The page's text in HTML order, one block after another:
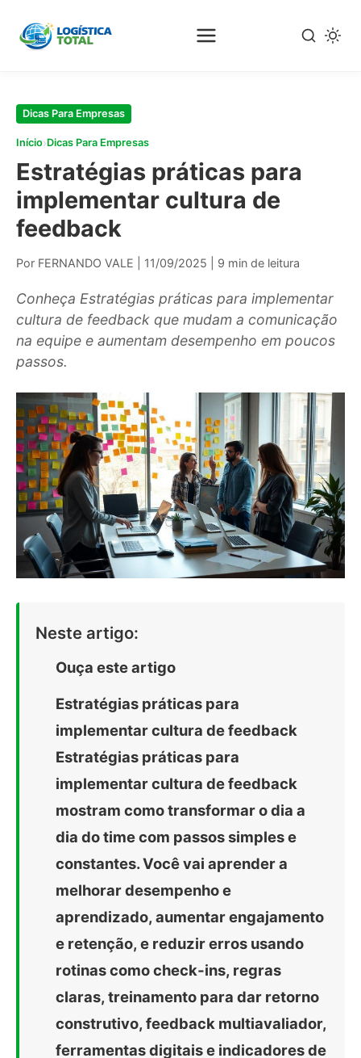
para
Dicas Para Empresas
Início›Dicas Para Empresas
Estratégias práticas para
implementar cultura de
feedback
Por FERNANDO VALE 11/09/2025 9 min de leitura
Conheça Estratégias práticas para implementar
cultura de feedback que mudam a comunicação
na equipe e aumentam desempenho em poucos
passos.
Neste artigo:
Ouça este artigo
Estratégias práticas para
implementar cultura de feedback
Estratégias práticas para
implementar cultura de feedback
mostram como transformar o dia a
dia do time com passos simples e
constantes. Você vai aprender a
melhorar desempenho e
aprendizado, aumentar engajamento
e retenção, e reduzir erros usando
rotinas como check‑ins, regras
claras, treinamento para dar retorno
construtivo, feedback multiavaliador,
ferramentas digitais e indicadores de